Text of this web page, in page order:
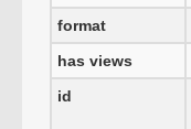
format
has views
id